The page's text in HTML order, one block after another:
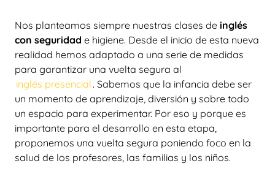
Nos planteamos siempre nuestras clases de inglés
con seguridad e higiene. Desde el inicio de esta nueva
realidad hemos adaptado a una serie de medidas
para garantizar una vuelta segura al
inglés presencial. Sabemos que la infancia debe ser
un momento de aprendizaje, diversión y sobre todo
un espacio para experimentar. Por eso y porque es
importante para el desarrollo en esta etapa,
proponemos una vuelta segura poniendo foco en la
salud de los profesores, las familias y los niños.